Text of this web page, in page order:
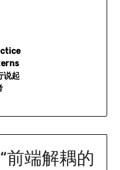
说起
前端解耦的